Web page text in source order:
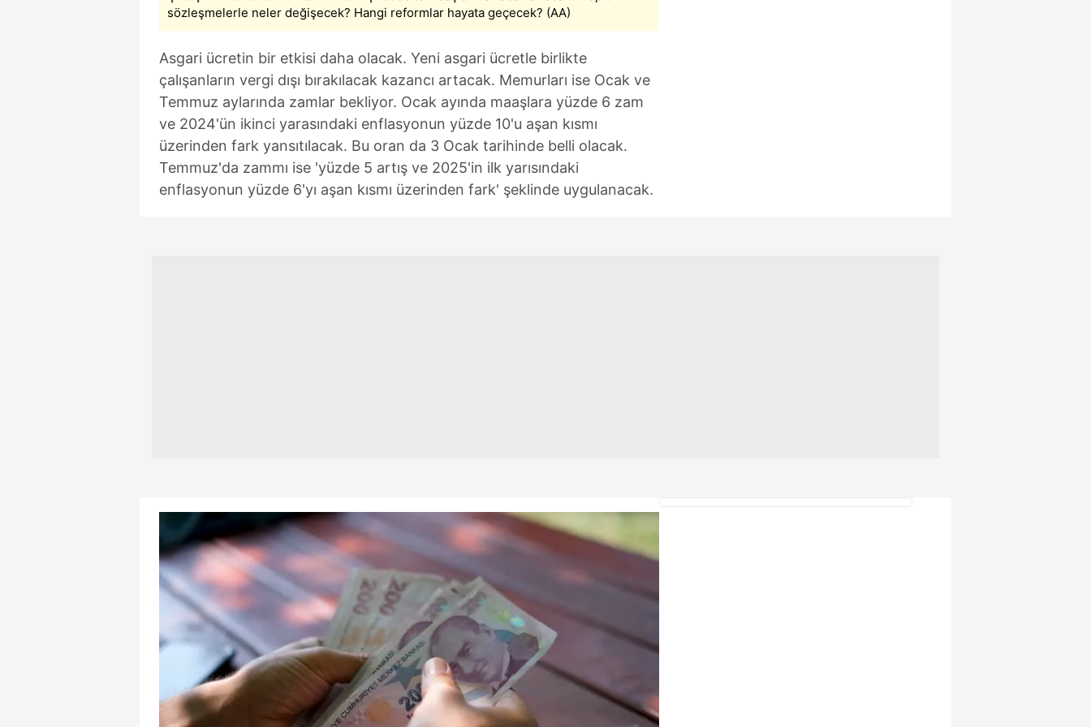
mevzuata uygun olarak kullanılan çerezlerle ilgili bilgi almak için lütfen
sözleşmelerle neler değişecek? Hangi reformlar hayata geçecek? (AA)
Asgari ücretin bir etkisi daha olacak. Yeni asgari ücretle birlikte
çalışanların vergi dışı bırakılacak kazancı artacak. Memurları ise Ocak ve
Temmuz aylarında zamlar bekliyor. Ocak ayında maaşlara yüzde 6 zam
ve 2024'ün ikinci yarasındaki enflasyonun yüzde 10'u aşan kısmı
üzerinden fark yansıtılacak. Bu oran da 3 Ocak tarihinde belli olacak.
Temmuz'da zammı ise 'yüzde 5 artış ve 2025'in ilk yarısındaki
enflasyonun yüzde 6'yı aşan kısmı üzerinden fark' şeklinde uygulanacak.